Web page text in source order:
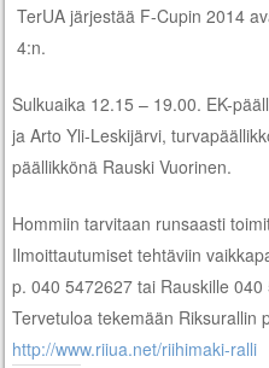
TerUA järjestää F-Cupin 2014
4:n.
Sulkuaika 12.15 – 19.00. EK-
ja Arto Yli-Leskijärvi,
päällikkönä Rauski Vuorinen.
Hommiin tarvitaan runsaasti
Ilmoittautumiset tehtäviin
p. 040 5472627 tai Rauskille
Tervetuloa tekemään Riksurallin
http://www.riiua.net/riihimaki-ralli